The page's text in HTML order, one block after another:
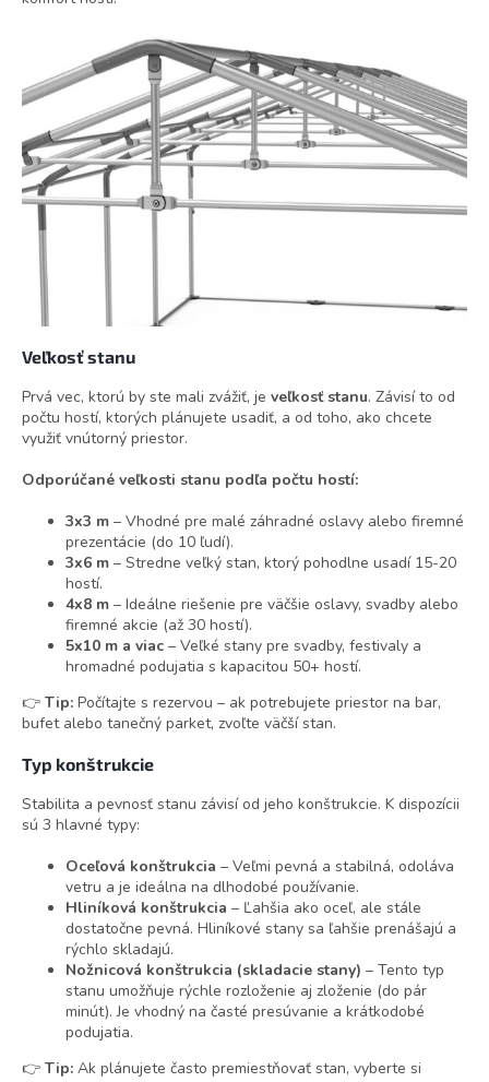
Veľkosť stanu
Prvá vec, ktorú by ste mali zvážiť, je veľkosť stanu. Závisí to od
počtu hostí, ktorých plánujete usadiť, a od toho, ako chcete
využiť vnútorný priestor.
Odporúčané veľkosti stanu podľa počtu hostí:
3x3 m – Vhodné pre malé záhradné oslavy alebo firemné
prezentácie (do 10 ľudí).
3x6 m – Stredne veľký stan, ktorý pohodlne usadí 15-20
hostí.
4x8 m – Ideálne riešenie pre väčšie oslavy, svadby alebo
firemné akcie (až 30 hostí).
5x10 m a viac – Veľké stany pre svadby, festivaly a
hromadné podujatia s kapacitou 50+ hostí.
👉 Tip: Počítajte s rezervou – ak potrebujete priestor na bar,
bufet alebo tanečný parket, zvoľte väčší stan.
Typ konštrukcie
Stabilita a pevnosť stanu závisí od jeho konštrukcie. K dispozícii
sú 3 hlavné typy:
Oceľová konštrukcia – Veľmi pevná a stabilná, odoláva
vetru a je ideálna na dlhodobé používanie.
Hliníková konštrukcia – Ľahšia ako oceľ, ale stále
dostatočne pevná. Hliníkové stany sa ľahšie prenášajú a
rýchlo skladajú.
Nožnicová konštrukcia (skladacie stany) – Tento typ
stanu umožňuje rýchle rozloženie aj zloženie (do pár
minút). Je vhodný na časté presúvanie a krátkodobé
podujatia.
👉 Tip: Ak plánujete často premiestňovať stan, vyberte si